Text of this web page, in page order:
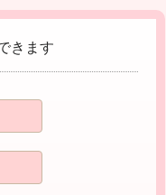
きます